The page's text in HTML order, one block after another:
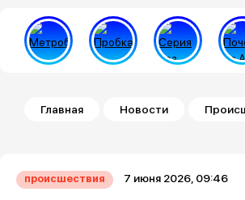
Строка навигации
Главная Новости
происшествия 7 июня 2026, 09:46